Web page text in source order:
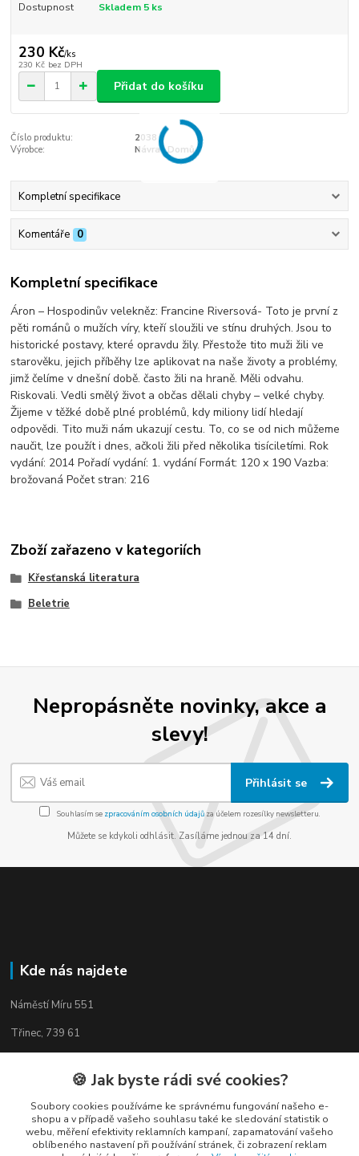
Dostupnost Skladem 5 ks
230 Kč/ks
230 Kč bez DPH
Přidat do košíku
Číslo produktu:
2038
Výrobce:
Návrat Domů
Kompletní specifikace
Komentáře 0
Kompletní specifikace
Áron – Hospodinův velekněz: Francine Riversová- Toto je první z
pěti románů o mužích víry, kteří sloužili ve stínu druhých. Jsou to
historické postavy, které opravdu žily. Přestože tito muži žili ve
starověku, jejich příběhy lze aplikovat na naše životy a problémy,
jimž čelíme v dnešní době. často žili na hraně. Měli odvahu.
Riskovali. Vedli smělý život a občas dělali chyby – velké chyby.
Žijeme v těžké době plné problémů, kdy miliony lidí hledají
odpovědi. Tito muži nám ukazují cestu. To, co se od nich můžeme
naučit, lze použít i dnes, ačkoli žili před několika tisíciletími. Rok
vydání: 2014 Pořadí vydání: 1. vydání Formát: 120 x 190 Vazba:
brožovaná Počet stran: 216
Zboží zařazeno v kategoriích
Křesťanská literatura
Beletrie
Nepropásněte novinky, akce a
slevy!
Přihlásit se
Souhlasím se zpracováním osobních údajůza účelem rozesílky newsletteru.
Můžete se kdykoli odhlásit. Zasíláme jednou za 14 dní.
Kde nás najdete
Náměstí Míru 551
Třinec, 739 61
Kontakty
🍪 Jak byste rádi své cookies?
Soubory cookies používáme ke správnému fungování našeho e-
shopu a v případě vašeho souhlasu také ke sledování statistik o
webu, měření efektivity reklamních kampaní, zapamatování vašeho
oblíbeného nastavení při používání stránek, či zobrazení reklam